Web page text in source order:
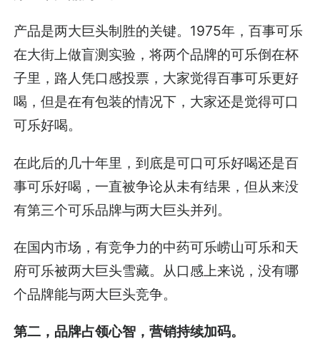
产品是两大巨头制胜的关键。1975年，百事可乐
在大街上做盲测实验，将两个品牌的可乐倒在杯
子里，路人凭口感投票，大家觉得百事可乐更好
喝，但是在有包装的情况下，大家还是觉得可口
可乐好喝。
在此后的几十年里，到底是可口可乐好喝还是百
事可乐好喝，一直被争论从未有结果，但从来没
有第三个可乐品牌与两大巨头并列。
在国内市场，有竞争力的中药可乐崂山可乐和天
府可乐被两大巨头雪藏。从口感上来说，没有哪
个品牌能与两大巨头竞争。
第二，品牌占领心智，营销持续加码。